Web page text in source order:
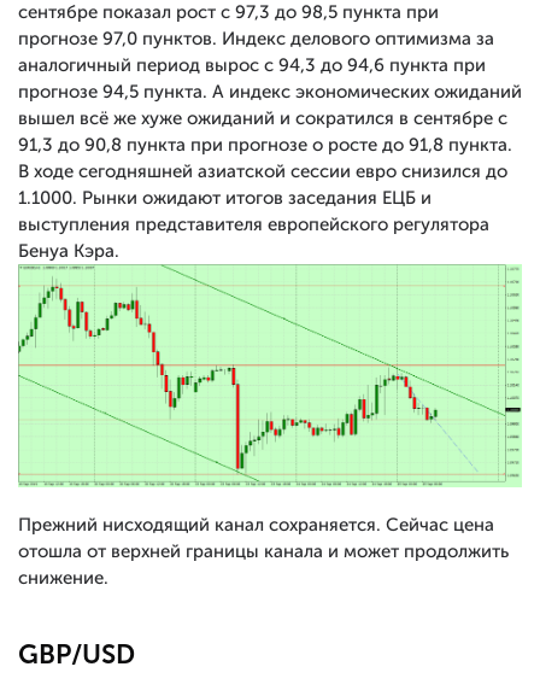
сентябре показал рост с 97,3 до 98,5 пункта при
прогнозе 97,0 пунктов. Индекс делового оптимизма за
аналогичный период вырос с 94,3 до 94,6 пункта при
прогнозе 94,5 пункта. А индекс экономических ожиданий
вышел всё же хуже ожиданий и сократился в сентябре с
91,3 до 90,8 пункта при прогнозе о росте до 91,8 пункта.
В ходе сегодняшней азиатской сессии евро снизился до
1.1000. Рынки ожидают итогов заседания ЕЦБ и
выступления представителя европейского регулятора
Бенуа Кэра.
Прежний нисходящий канал сохраняется. Сейчас цена
отошла от верхней границы канала и может продолжить
снижение.
GBP/USD